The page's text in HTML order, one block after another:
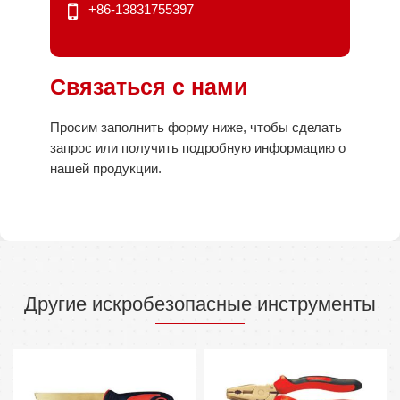
+86-13831755397
Связаться с нами
Просим заполнить форму ниже, чтобы сделать
запрос или получить подробную информацию о
нашей продукции.
Другие искробезопасные инструменты